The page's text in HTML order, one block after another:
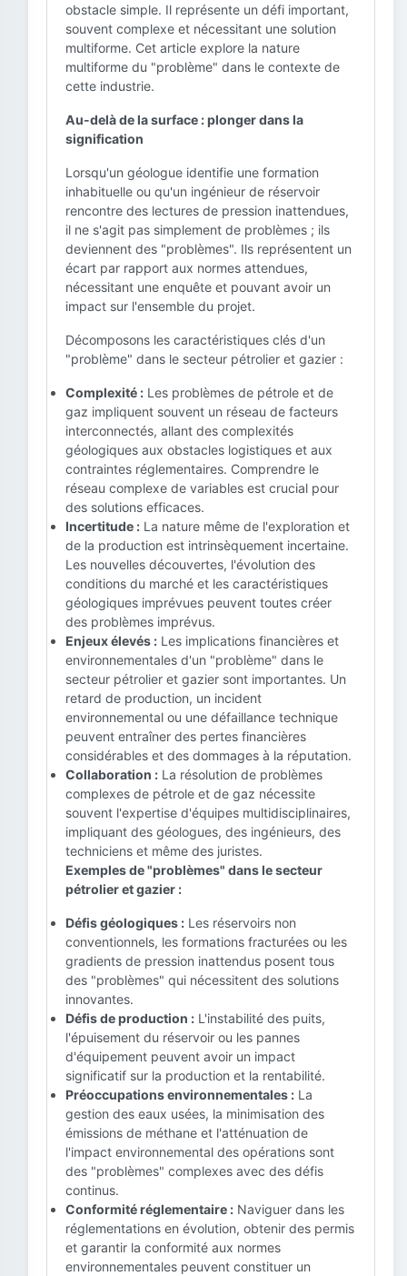
obstacle simple. Il représente un défi important,
souvent complexe et nécessitant une solution
multiforme. Cet article explore la nature
multiforme du "problème" dans le contexte de
cette industrie.
Au-delà de la surface : plonger dans la
signification
Lorsqu'un géologue identifie une formation
inhabituelle ou qu'un ingénieur de réservoir
rencontre des lectures de pression inattendues,
il ne s'agit pas simplement de problèmes ; ils
deviennent des "problèmes". Ils représentent un
écart par rapport aux normes attendues,
nécessitant une enquête et pouvant avoir un
impact sur l'ensemble du projet.
Décomposons les caractéristiques clés d'un
"problème" dans le secteur pétrolier et gazier :
Complexité : Les problèmes de pétrole et de
gaz impliquent souvent un réseau de facteurs
interconnectés, allant des complexités
géologiques aux obstacles logistiques et aux
contraintes réglementaires. Comprendre le
réseau complexe de variables est crucial pour
des solutions efficaces.
Incertitude : La nature même de l'exploration et
de la production est intrinsèquement incertaine.
Les nouvelles découvertes, l'évolution des
conditions du marché et les caractéristiques
géologiques imprévues peuvent toutes créer
des problèmes imprévus.
Enjeux élevés : Les implications financières et
environnementales d'un "problème" dans le
secteur pétrolier et gazier sont importantes. Un
retard de production, un incident
environnemental ou une défaillance technique
peuvent entraîner des pertes financières
considérables et des dommages à la réputation.
Collaboration : La résolution de problèmes
complexes de pétrole et de gaz nécessite
souvent l'expertise d'équipes multidisciplinaires,
impliquant des géologues, des ingénieurs, des
techniciens et même des juristes.
Exemples de "problèmes" dans le secteur
pétrolier et gazier :
Défis géologiques : Les réservoirs non
conventionnels, les formations fracturées ou les
gradients de pression inattendus posent tous
des "problèmes" qui nécessitent des solutions
innovantes.
Défis de production : L'instabilité des puits,
l'épuisement du réservoir ou les pannes
d'équipement peuvent avoir un impact
significatif sur la production et la rentabilité.
Préoccupations environnementales : La
gestion des eaux usées, la minimisation des
émissions de méthane et l'atténuation de
l'impact environnemental des opérations sont
des "problèmes" complexes avec des défis
continus.
Conformité réglementaire : Naviguer dans les
réglementations en évolution, obtenir des permis
et garantir la conformité aux normes
environnementales peuvent constituer un